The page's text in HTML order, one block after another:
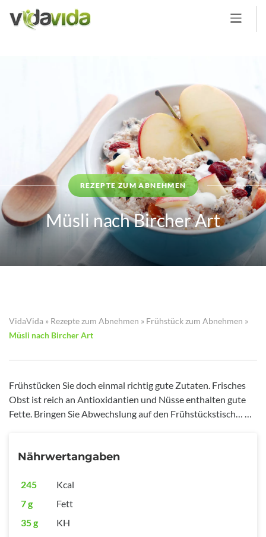
REZEPTE ZUM ABNEHMEN
Müsli nach Bircher Art
VidaVida » Rezepte zum Abnehmen » Frühstück zum Abnehmen »
Müsli nach Bircher Art
Frühstücken Sie doch einmal richtig gute Zutaten. Frisches
Obst ist reich an Antioxidantien und Nüsse enthalten gute
Fette. Bringen Sie Abwechslung auf den Frühstückstisch… …
Nährwertangaben
245
Kcal
7 g
Fett
35 g
KH